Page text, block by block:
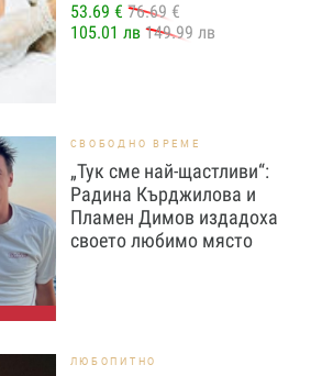
53.69 € 76.69 €
105.01 лв 149.99 лв
СВОБОДНО ВРЕМЕ
„Тук сме най-щастливи“:
Радина Кърджилова и
Пламен Димов издадоха
своето любимо място
ЛЮБОПИТНО